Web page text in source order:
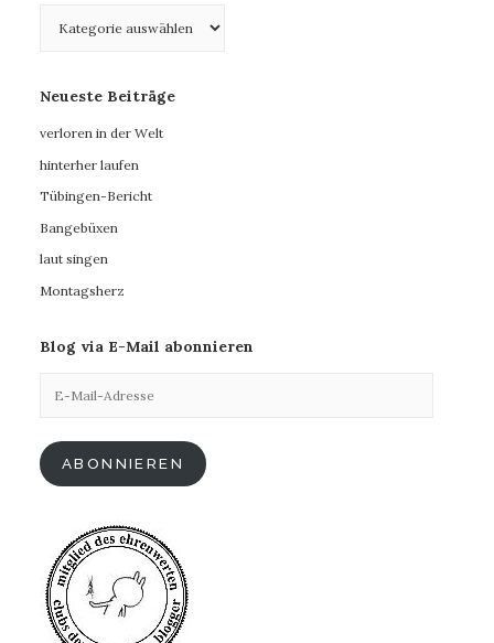
Neueste Beiträge
verloren in der Welt
hinterher laufen
Tübingen-Bericht
Bangebüxen
laut singen
Montagsherz
Blog via E-Mail abonnieren
Mail-
ABONNIEREN